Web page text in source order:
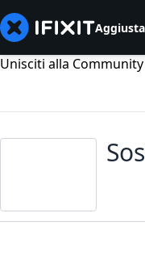
Unisciti alla